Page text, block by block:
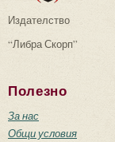
Издателство
“Либра Скорп”
Полезно
За нас
Общи условия